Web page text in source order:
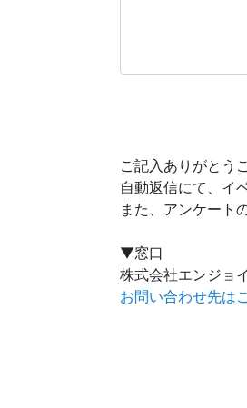
ご記入ありがとう
自動返信にて、イ
また、アンケート
▼窓口
株式会社エンジョ
お問い合わせ先は